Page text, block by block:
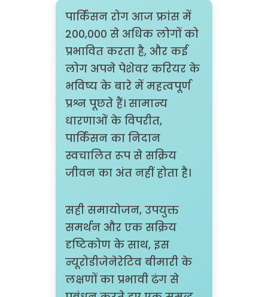
पार्किंसन रोग आज फ्रांस में
200,000 से अधिक लोगों को
प्रभावित करता है, और कई
लोग अपने पेशेवर करियर के
भविष्य के बारे में महत्वपूर्ण
प्रश्न पूछते हैं। सामान्य
धारणाओं के विपरीत,
पार्किंसन का निदान
स्वचालित रूप से सक्रिय
जीवन का अंत नहीं होता है।
सही समायोजन, उपयुक्त
समर्थन और एक सक्रिय
दृष्टिकोण के साथ, इस
न्यूरोडीजेनेरेटिव बीमारी के
लक्षणों का प्रभावी ढंग से